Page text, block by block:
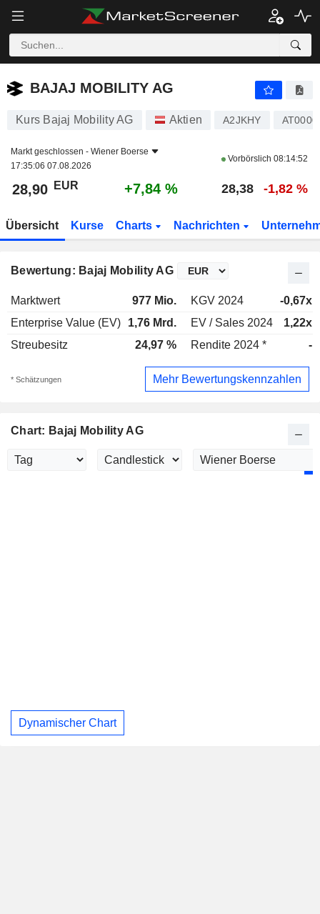
BAJAJ MOBILITY AG
BAJAJ MOBILITY AG
Kurs Bajaj Mobility AG Aktien A2JKHY
Markt geschlossen - Wiener Boerse
17:35:06 07.08.2026
Vorbörslich 08:14:52
28,90 EUR +7,84 % 28,38 -1,82 %
Übersicht Kurse Charts Nachrichten
Bewertung: Bajaj Mobility AG
Marktwert 977 Mio. KGV 2024
-0,67x
Enterprise Value (EV)
1,76 Mrd. EV / Sales 2024
1,22x
Streubesitz
24,97 % Rendite 2024 * -
* Schätzungen Mehr Bewertungskennzahlen
Chart: Bajaj Mobility AG
Dynamischer Chart